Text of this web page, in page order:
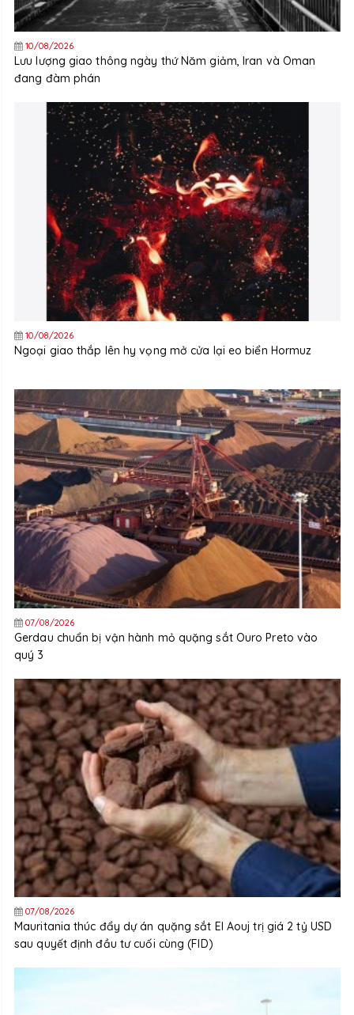
10/08/2026
Lưu lượng giao thông ngày thứ Năm giảm, Iran và Oman
đang đàm phán
10/08/2026
Ngoại giao thắp lên hy vọng mở cửa lại eo biển Hormuz
07/08/2026
Gerdau chuẩn bị vận hành mỏ quặng sắt Ouro Preto vào
quý 3
07/08/2026
Mauritania thúc đẩy dự án quặng sắt El Aouj trị giá 2 tỷ USD
sau quyết định đầu tư cuối cùng (FID)